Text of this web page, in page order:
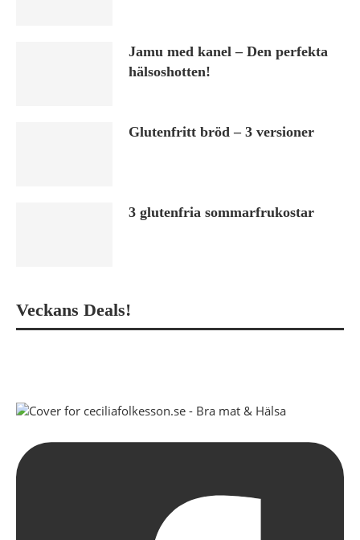
Jamu med kanel – Den perfekta
hälsoshotten!
Glutenfritt bröd – 3 versioner
3 glutenfria sommarfrukostar
Veckans Deals!